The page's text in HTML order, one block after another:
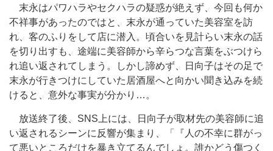
末永はパワハラやセクハラの疑惑が絶えず、今回も何か
不祥事があったのではと、末永が通っていた美容室を訪
れ、客のふりをして店に潜入。頃合いを見計らい末永の話
を切り出すも、途端に美容師から辛らつな言葉をぶつけら
れ追い返されてしまう。しかし諦めず、日向子はその足で
末永が行きつけにしていた居酒屋へと向かい聞き込みを続
けると、意外な事実が分かり…。
放送終了後、SNS上には、日向子が取材先の美容師に追
い返されるシーンに反響が集まり、「『人の不幸に群がっ
て悪いところだけを暴き立てるんでしょ。誰かどう傷つく